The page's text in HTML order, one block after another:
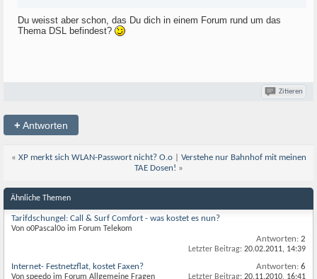
Du weisst aber schon, das Du dich in einem Forum rund um das
Thema DSL befindest?
Zitieren
+Antworten
« XP merkt sich WLAN-Passwort nicht? O.o| Verstehe nur Bahnhof mit meinen
TAE Dosen! »
Ähnliche Themen
Tarifdschungel: Call & Surf Comfort - was kostet es nun?
Von o0Pascal0o im Forum Telekom
Antworten: 2
Letzter Beitrag: 20.02.2011, 14:39
Internet- Festnetzflat, kostet Faxen?
Von speedo im Forum Allgemeine Fragen
Antworten: 6
Letzter Beitrag: 20.11.2010, 16:41